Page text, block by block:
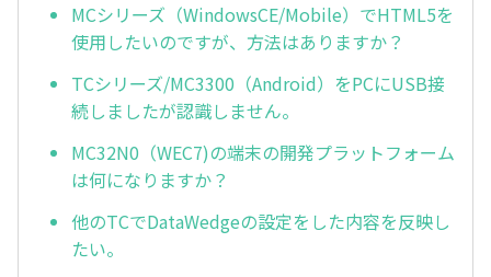
MCシリーズ（WindowsCE/Mobile）でHTML5を
使用したいのですが、方法はありますか？
TCシリーズ/MC3300（Android）をPCにUSB接
続しましたが認識しません。
MC32N0（WEC7)の端末の開発プラットフォーム
は何になりますか？
他のTCでDataWedgeの設定をした内容を反映し
たい。